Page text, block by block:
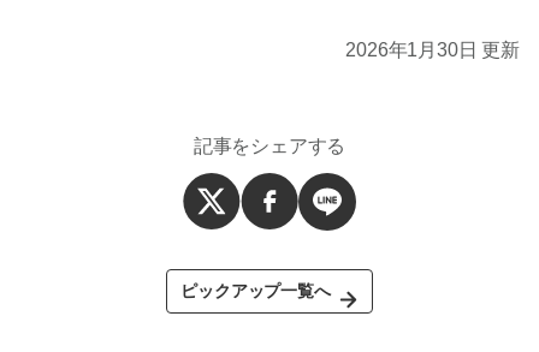
2026年1月30日 更新
記事をシェアする
ピックアップ一覧へ